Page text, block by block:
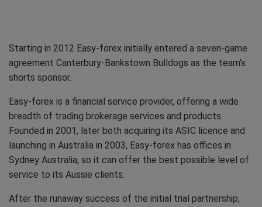
Starting in 2012 Easy-forex initially entered a seven-game
agreement Canterbury-Bankstown Bulldogs as the team’s
shorts sponsor.
Easy-forex is a financial service provider, offering a wide
breadth of trading brokerage services and products.
Founded in 2001, later both acquiring its ASIC licence and
launching in Australia in 2003, Easy-forex has offices in
Sydney Australia, so it can offer the best possible level of
service to its Aussie clients.
After the runaway success of the initial trial partnership,